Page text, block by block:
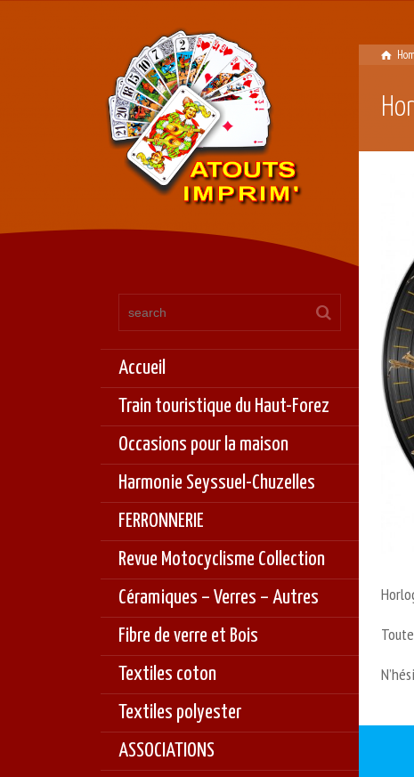
Accueil
Train touristique du Haut-Forez
Occasions pour la maison
Harmonie Seyssuel-Chuzelles
FERRONNERIE
Revue Motocyclisme Collection
Céramiques – Verres – Autres
Fibre de verre et Bois
Textiles coton
Textiles polyester
ASSOCIATIONS